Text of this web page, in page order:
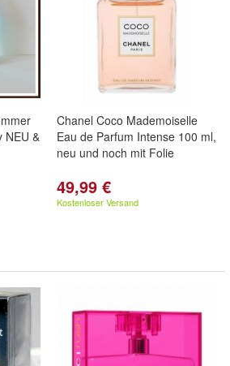
NEU &
Chanel Coco Mademoiselle
Eau de Parfum Intense 100 ml,
neu und noch mit Folie
49,99 €
Kostenloser Versand